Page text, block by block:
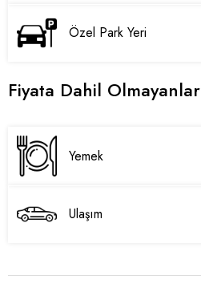
Özel Park Yeri
Fiyata Dahil Olmayanlar
Yemek
Ulaşım